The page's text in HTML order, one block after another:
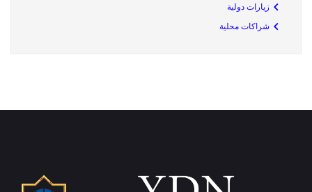
زيارات دولية
شراكات محلية